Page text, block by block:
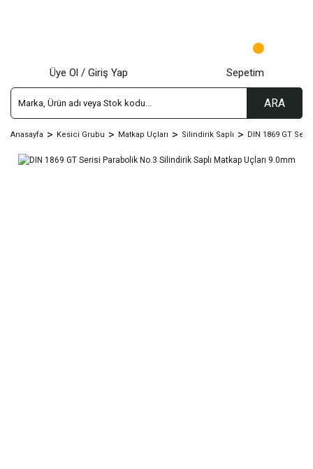
ARA
Üye Ol / Giriş Yap Sepetim
Anasayfa Kesici Grubu Matkap Uçları Silindirik Saplı DIN 1869 GT